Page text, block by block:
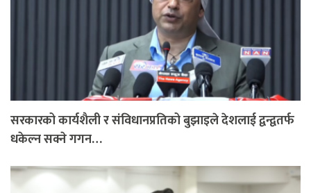
सरकारको कार्यशैली र संविधानप्रतिको बुझाइले देशलाई द्वन्द्वतर्फ
धकेल्न सक्ने गगन…